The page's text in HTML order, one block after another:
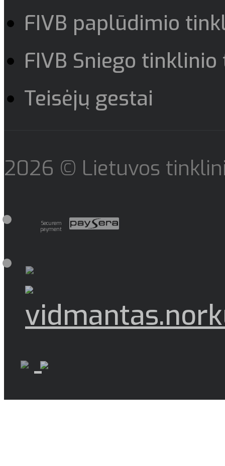
FIVB paplūdimio
FIVB Sniego
Teisėjų gestai
2026 © Lietuvos
Securem
payment